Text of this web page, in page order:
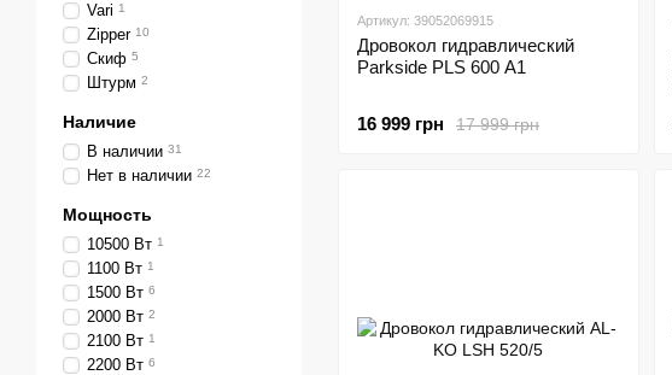
Артикул: 39052069915
Дровокол гидравлический
Parkside PLS 600 A1
17 999 грн
16 999 грн
Vari 1
Zipper 10
Скиф 5
Штурм 2
Наличие
В наличии 31
Нет в наличии 22
Мощность
10500 Вт 1
1100 Вт 1
1500 Вт 6
2000 Вт 2
2100 Вт 1
2200 Вт 6